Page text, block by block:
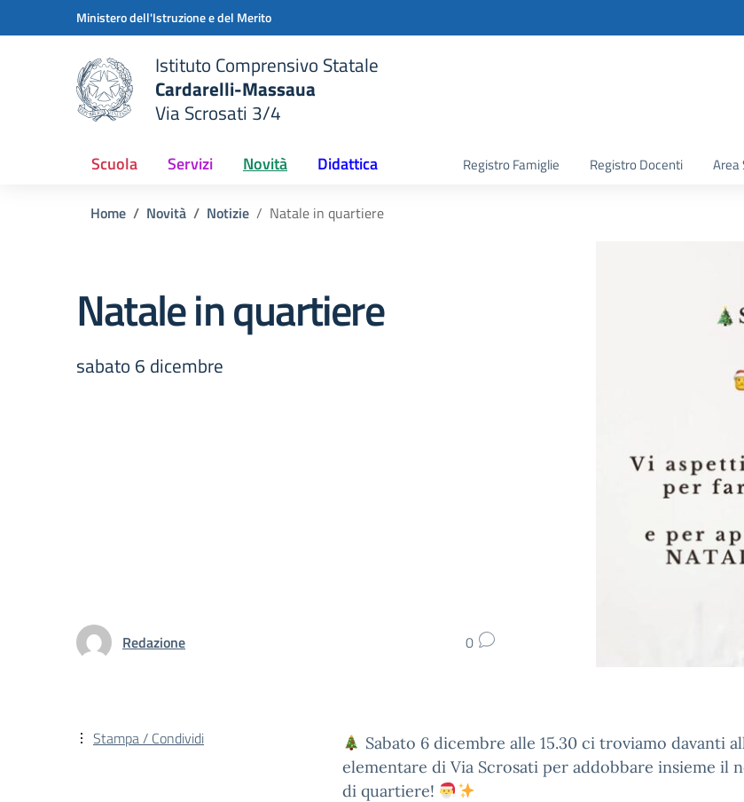
Vai ai contenuti
Vai al menu di navigazioneMinistero dell'Istruzione e del Merito
scuola
Istituto Comprensivo Statale
Cardarelli-Massaua
Via Scrosati 3/4
Scuola Servizi Novità Didattica Registro Famiglie Registro Docenti Area
Home Novità Notizie Natale in quartiere
Natale in quartiere
sabato 6 dicembre
Redazione 0
Sabato 6 dicembre alle 15.30 ci troviamo davanti
elementare di Via Scrosati per addobbare insieme il
di quartiere!
Stampa / Condividi